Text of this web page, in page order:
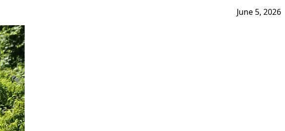
June 5, 2026